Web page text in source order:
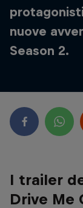
nuove
Season 2.
I trailer
Drive Me